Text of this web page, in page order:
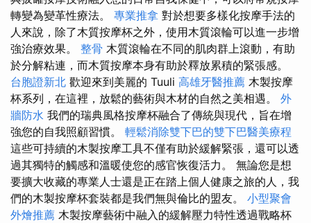
轉變為變革性療法。 專業推拿 對於想要多樣化按摩手法的
人來說，除了木質按摩杯之外，使用木質滾輪可以進一步增
強治療效果。 整骨 木質滾輪在不同的肌肉群上滾動，有助
於分解粘連，而木質按摩本身有助於釋放累積的緊張感。
台胞證新北 歡迎來到美麗的 Tuuli 高雄牙醫推薦 木製按摩
杯系列，在這裡，放鬆的藝術與木材的自然之美相遇。 外
牆防水 我們的瑞典風格按摩杯融合了傳統與現代，旨在增
強您的自我照顧習慣。 輕鬆消除雙下巴的雙下巴醫美療程
這些可持續的木製按摩工具不僅有助於緩解緊張，還可以透
過其獨特的觸感和溫暖使您的感官恢復活力。 無論您是想
要擴大收藏的專業人士還是正在踏上個人健康之旅的人，我
們的木製按摩杯套裝都是我們無與倫比的盟友。 小型聚會
外燴推薦 木製按摩藝術中融入的緩解壓力特性透過戰略杯